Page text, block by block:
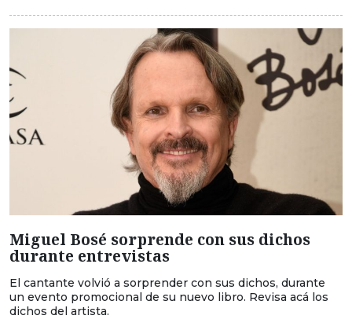
Miguel Bosé sorprende con sus dichos
durante entrevistas
El cantante volvió a sorprender con sus dichos, durante
un evento promocional de su nuevo libro. Revisa acá los
dichos del artista.